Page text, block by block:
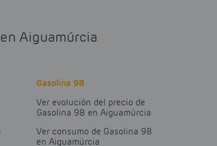
Aiguamúrcia
Gasolina 98
Ver evolución del precio de
Gasolina 98 en Aiguamúrcia
Ver consumo de Gasolina 98
en Aiguamúrcia